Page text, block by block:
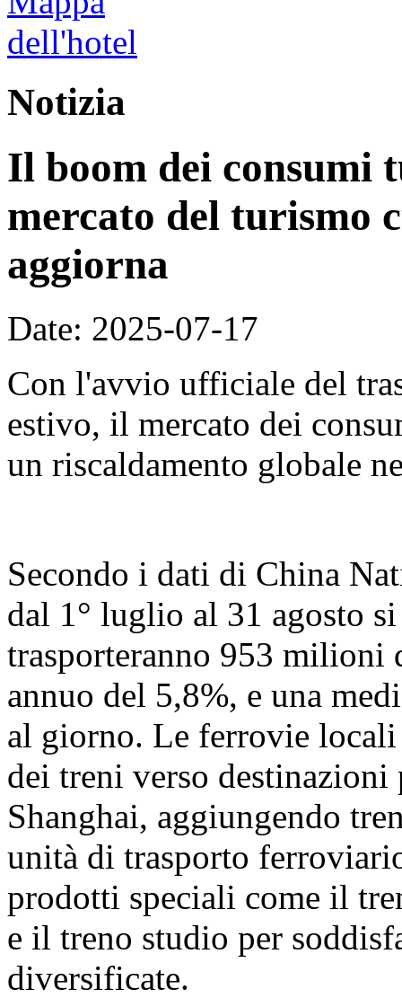
Notizia
Il boom dei consumi
mercato del turismo
aggiorna
Date: 2025-07-17
Con l'avvio ufficiale del
estivo, il mercato dei
un riscaldamento globale
Secondo i dati di China
dal 1° luglio al 31 agosto
trasporteranno 953 milioni
annuo del 5,8%, e una
al giorno. Le ferrovie locali
dei treni verso
Shanghai, aggiungendo
unità di trasporto
prodotti speciali come il
e il treno studio per
diversificate.